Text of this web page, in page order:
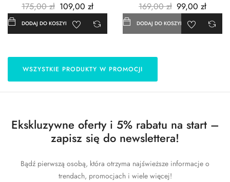
175,00 zł 109,00 zł
DODAJ DO KOSZYKA
169,00 zł 99,00 zł
DODAJ DO KOSZYKA
WSZYSTKIE PRODUKTY W PROMOCJI
Ekskluzywne oferty i 5% rabatu na start –
zapisz się do newslettera!
Bądź pierwszą osobą, która otrzyma najświeższe informacje o
trendach, promocjach i wiele więcej!